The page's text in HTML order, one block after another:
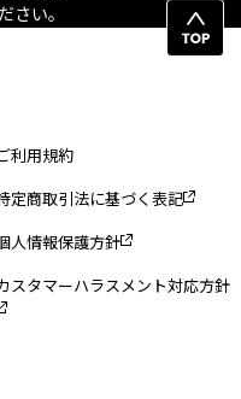
さい。
ペ
利用規約
定商取引法に基づく表記
人情報保護方針
スタマーハラスメント対応方針